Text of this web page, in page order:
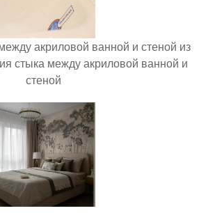
акриловой ванной и стеной из
стыка между акриловой ванной и
стеной